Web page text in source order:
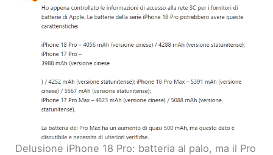
Delusione iPhone 18 Pro: batteria al palo, ma il Pro